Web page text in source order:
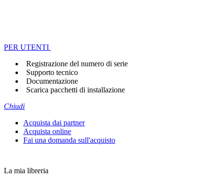
PER UTENTI
Registrazione del numero di serie
Supporto tecnico
Documentazione
Scarica pacchetti di installazione
Chiudi
Acquista dai partner
Acquista online
Fai una domanda sull'acquisto
La mia libreria